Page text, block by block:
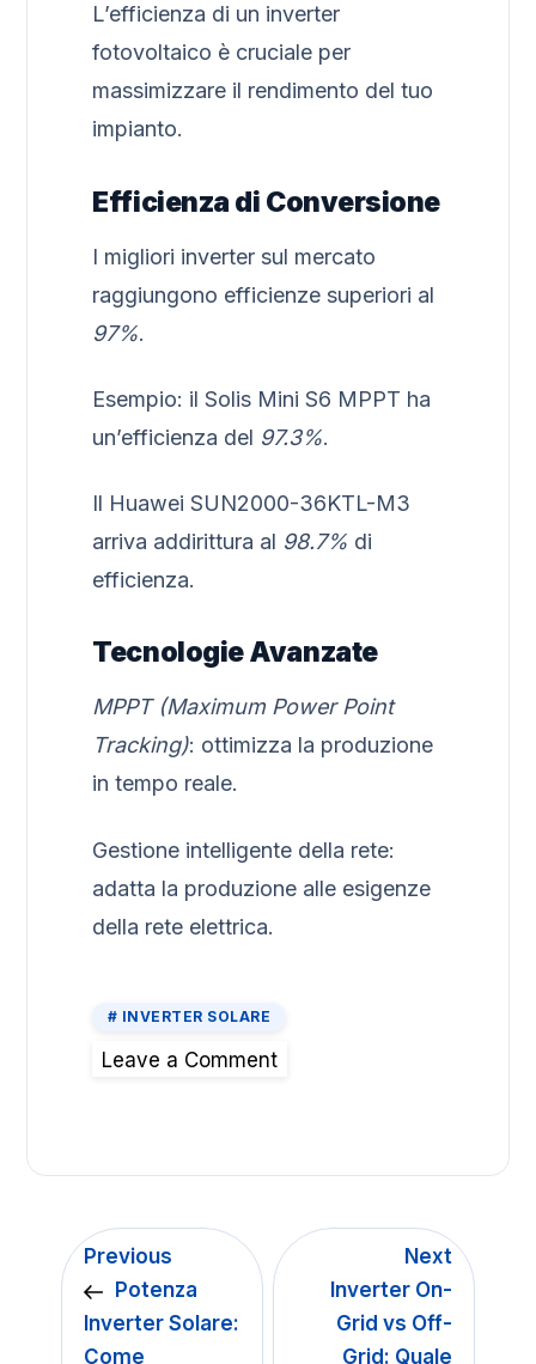
L’efficienza di un inverter
fotovoltaico è cruciale per
massimizzare il rendimento del tuo
impianto.
Efficienza di Conversione
I migliori inverter sul mercato
raggiungono efficienze superiori al
97%.
Esempio: il Solis Mini S6 MPPT ha
un’efficienza del 97.3%.
Il Huawei SUN2000-36KTL-M3
arriva addirittura al 98.7% di
efficienza.
Tecnologie Avanzate
MPPT (Maximum Power Point
Tracking): ottimizza la produzione
in tempo reale.
Gestione intelligente della rete:
adatta la produzione alle esigenze
della rete elettrica.
INVERTER SOLARE
Leave a Comment
Previous
Potenza
Inverter Solare:
Come
Next
Inverter On-
Grid vs Off-
Grid: Quale